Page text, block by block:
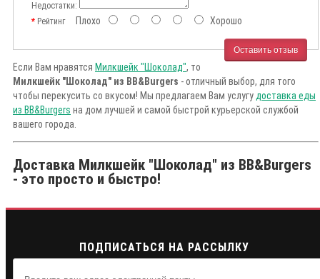
Недостатки:
РейтингПлохо Хорошо
Оставить отзыв
Если Вам нравятся Милкшейк "Шоколад", то
Милкшейк "Шоколад" из BB&Burgers - отличный выбор, для того
чтобы перекусить со вкусом! Мы предлагаем Вам услугу доставка еды
из BB&Burgers на дом лучшей и самой быстрой курьерской службой
вашего города.
Доставка Милкшейк "Шоколад" из BB&Burgers
- это просто и быстро!
ПОДПИСАТЬСЯ НА РАССЫЛКУ